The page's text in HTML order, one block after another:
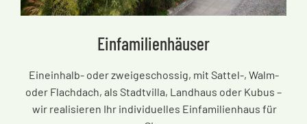
Einfamilienhäuser
Eineinhalb- oder zweigeschossig, mit Sattel-, Walm-
oder Flachdach, als Stadtvilla, Landhaus oder Kubus –
wir realisieren Ihr individuelles Einfamilienhaus für